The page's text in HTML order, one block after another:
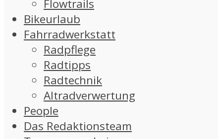
Flowtrails
Bikeurlaub
Fahrradwerkstatt
Radpflege
Radtipps
Radtechnik
Altradverwertung
People
Das Redaktionsteam